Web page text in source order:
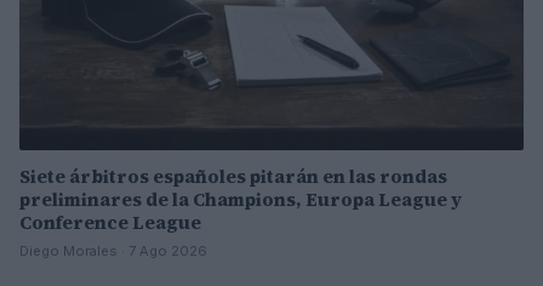
Siete árbitros españoles pitarán en las rondas
preliminares de la Champions, Europa League y
Conference League
Diego Morales · 7 Ago 2026